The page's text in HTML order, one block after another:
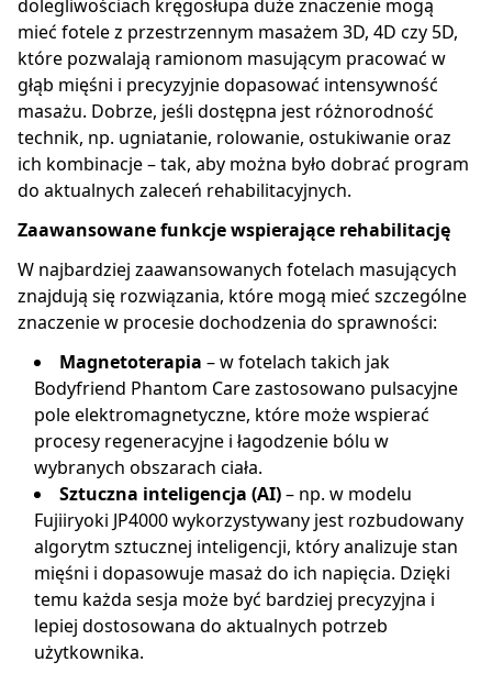
dolegliwościach kręgosłupa duże znaczenie mogą
mieć fotele z przestrzennym masażem 3D, 4D czy 5D,
które pozwalają ramionom masującym pracować w
głąb mięśni i precyzyjnie dopasować intensywność
masażu. Dobrze, jeśli dostępna jest różnorodność
technik, np. ugniatanie, rolowanie, ostukiwanie oraz
ich kombinacje – tak, aby można było dobrać program
do aktualnych zaleceń rehabilitacyjnych.
Zaawansowane funkcje wspierające rehabilitację
W najbardziej zaawansowanych fotelach masujących
znajdują się rozwiązania, które mogą mieć szczególne
znaczenie w procesie dochodzenia do sprawności:
Magnetoterapia – w fotelach takich jak
Bodyfriend Phantom Care zastosowano pulsacyjne
pole elektromagnetyczne, które może wspierać
procesy regeneracyjne i łagodzenie bólu w
wybranych obszarach ciała.
Sztuczna inteligencja (AI)– np. w modelu
Fujiiryoki JP4000 wykorzystywany jest rozbudowany
algorytm sztucznej inteligencji, który analizuje stan
mięśni i dopasowuje masaż do ich napięcia. Dzięki
temu każda sesja może być bardziej precyzyjna i
lepiej dostosowana do aktualnych potrzeb
użytkownika.